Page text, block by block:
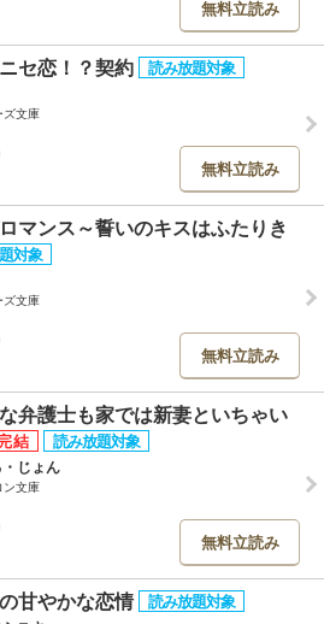
無料立読み
セ恋！？契約
ズ文庫
無料立読み
マンス～誓いのキスはふたりき
ズ文庫
無料立読み
弁護士も家では新妻といちゃい
・じょん
ン文庫
無料立読み
甘やかな恋情